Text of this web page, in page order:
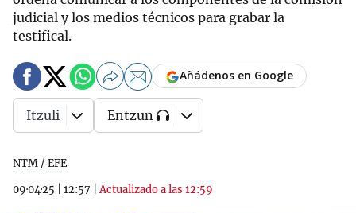
judicial y los medios técnicos para grabar la
testifical.
NTM / EFE
09·04·25
12:57 |Actualizado a las 12:59
Añádenos en Google
Itzuli Entzun